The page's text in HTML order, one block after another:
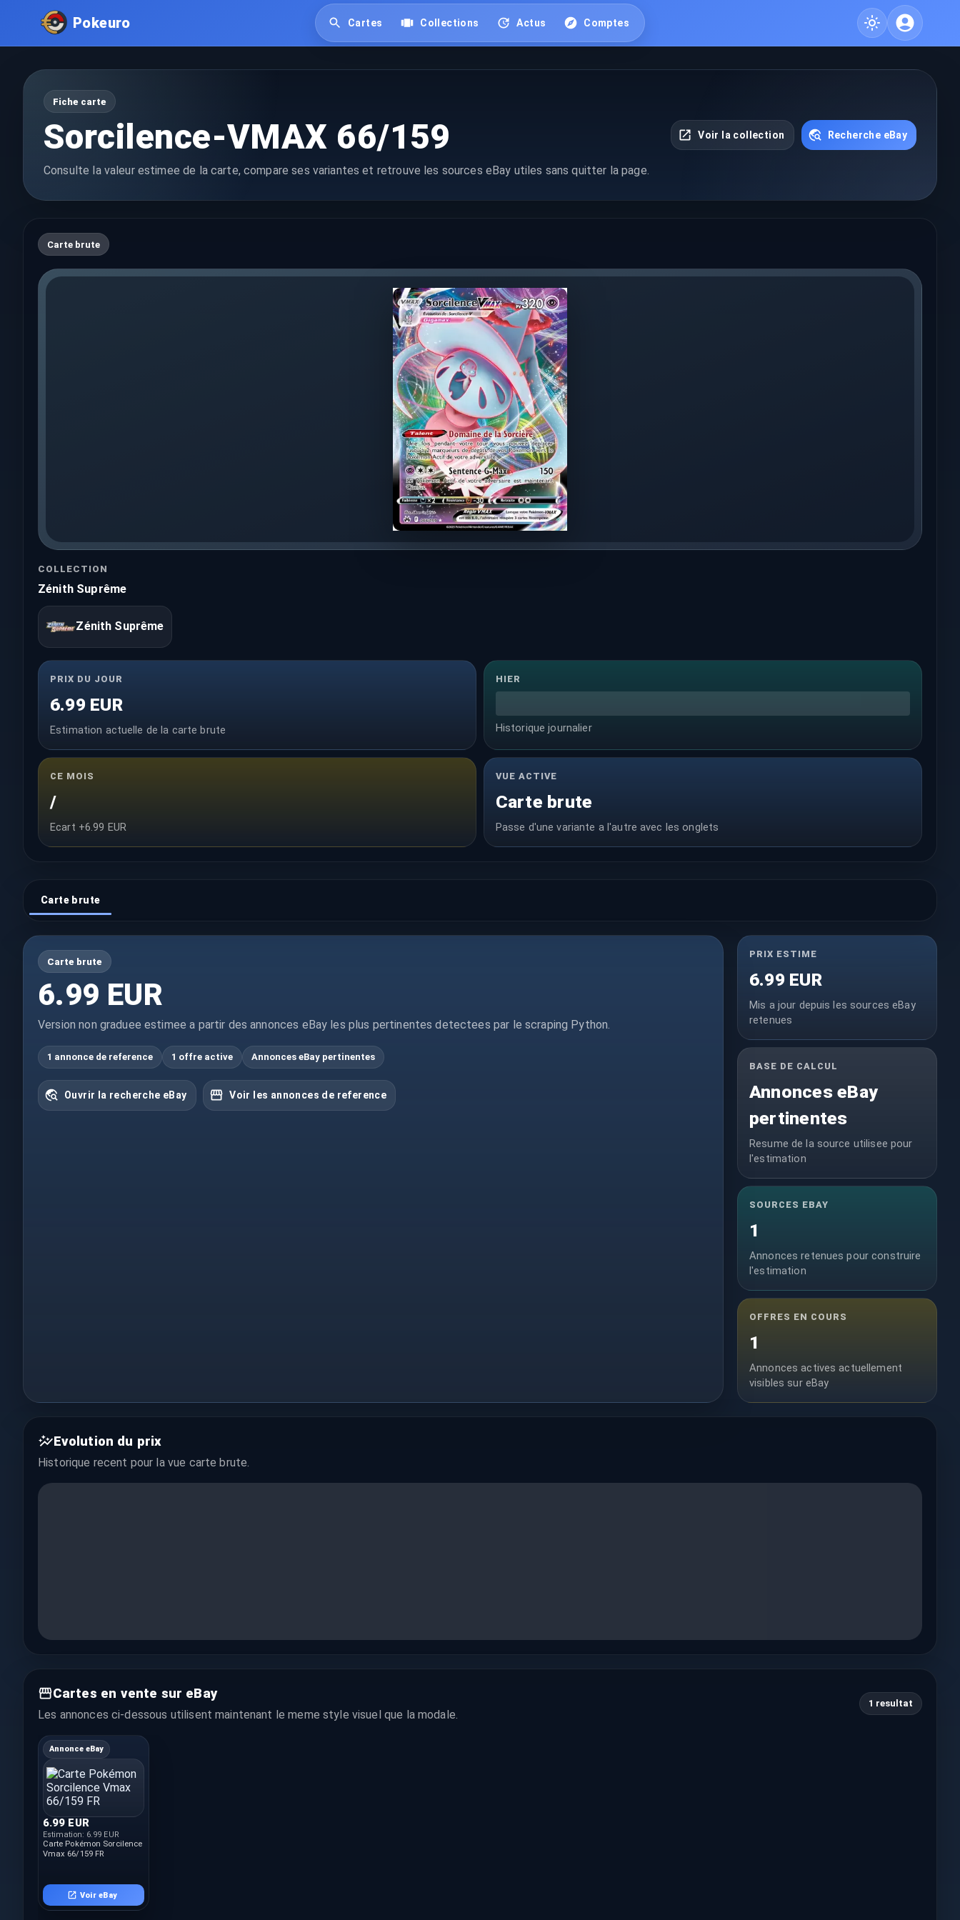
Pokeuro Cartes Collections Actus Comptes
Fiche carte
Sorcilence-VMAX 66/159
Consulte la valeur estimee de la carte, compare ses variantes et retrouve les sources eBay utiles sans quitter la page.
Voir la collection Recherche eBay
Carte brute
COLLECTION
Zénith Suprême
Zénith Suprême
PRIX DU JOUR
6.99 EUR
Estimation actuelle de la carte brute
HIER
Historique journalier
CE MOIS
/
Ecart +6.99 EUR
VUE ACTIVE
Carte brute
Passe d'une variante a l'autre avec les onglets
Carte brute
Carte brute
6.99 EUR
Version non graduee estimee a partir des annonces eBay les plus pertinentes detectees par le scraping Python.
1 annonce de reference 1 offre active Annonces eBay pertinentes
Ouvrir la recherche eBay Voir les annonces de reference
PRIX ESTIME
6.99 EUR
Mis a jour depuis les sources eBay
retenues
BASE DE CALCUL
Annonces eBay
pertinentes
Resume de la source utilisee pour
l'estimation
SOURCES EBAY
1
Annonces retenues pour construire
l'estimation
OFFRES EN COURS
1
Annonces actives actuellement
visibles sur eBay
Evolution du prix
Historique recent pour la vue carte brute
Cartes en vente sur eBay
Les annonces ci-dessous utilisent maintenant le meme style visuel que la modale.
1 resultat
Annonce eBay
6.99 EUR
Estimation: 6.99 EUR
Carte Pokémon Sorcilence
Vmax 66/159 FR
Voir eBay